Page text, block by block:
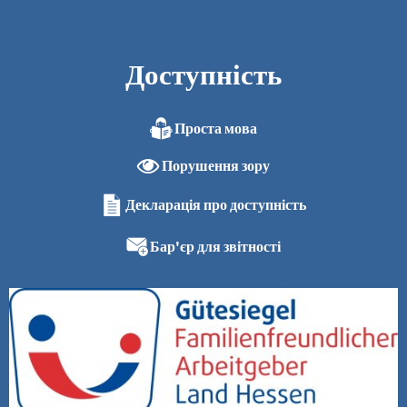
Доступність
Проста мова
Порушення зору
Декларація про доступність
Бар'єр для звітності